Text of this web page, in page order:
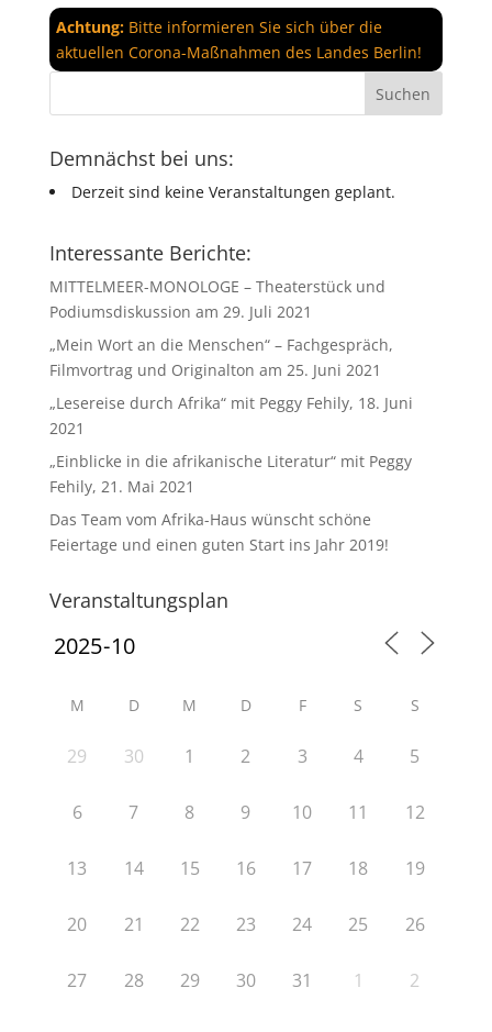
Achtung:Bitte informieren Sie sich über die
aktuellen Corona-Maßnahmen des Landes Berlin!
Demnächst bei uns:
Derzeit sind keine Veranstaltungen geplant.
Interessante Berichte:
MITTELMEER-MONOLOGE – Theaterstück und
Podiumsdiskussion am 29. Juli 2021
„Mein Wort an die Menschen“ – Fachgespräch,
Filmvortrag und Originalton am 25. Juni 2021
„Lesereise durch Afrika“ mit Peggy Fehily, 18. Juni
2021
„Einblicke in die afrikanische Literatur“ mit Peggy
Fehily, 21. Mai 2021
Das Team vom Afrika-Haus wünscht schöne
Feiertage und einen guten Start ins Jahr 2019!
Veranstaltungsplan
M D M D F S S
29 30 1 2 3 4 5
6 7 8 9 10 11 12
13 14 15 16 17 18 19
20 21 22 23 24 25 26
27 28 29 30 31 1 2